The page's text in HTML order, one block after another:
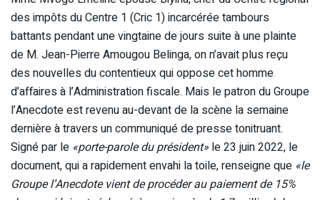
des impôts du Centre 1 (Cric 1) incarcérée tambours
battants pendant une vingtaine de jours suite à une plainte
de M. Jean-Pierre Amougou Belinga, on n’avait plus reçu
des nouvelles du contentieux qui oppose cet homme
d’affaires à l’Administration fiscale. Mais le patron du Groupe
l’Anecdote est revenu au-devant de la scène la semaine
dernière à travers un communiqué de presse tonitruant.
Signé par le «porte-parole du président» le 23 juin 2022, le
document, qui a rapidement envahi la toile, renseigne que «le
Groupe l’Anecdote vient de procéder au paiement de 15%